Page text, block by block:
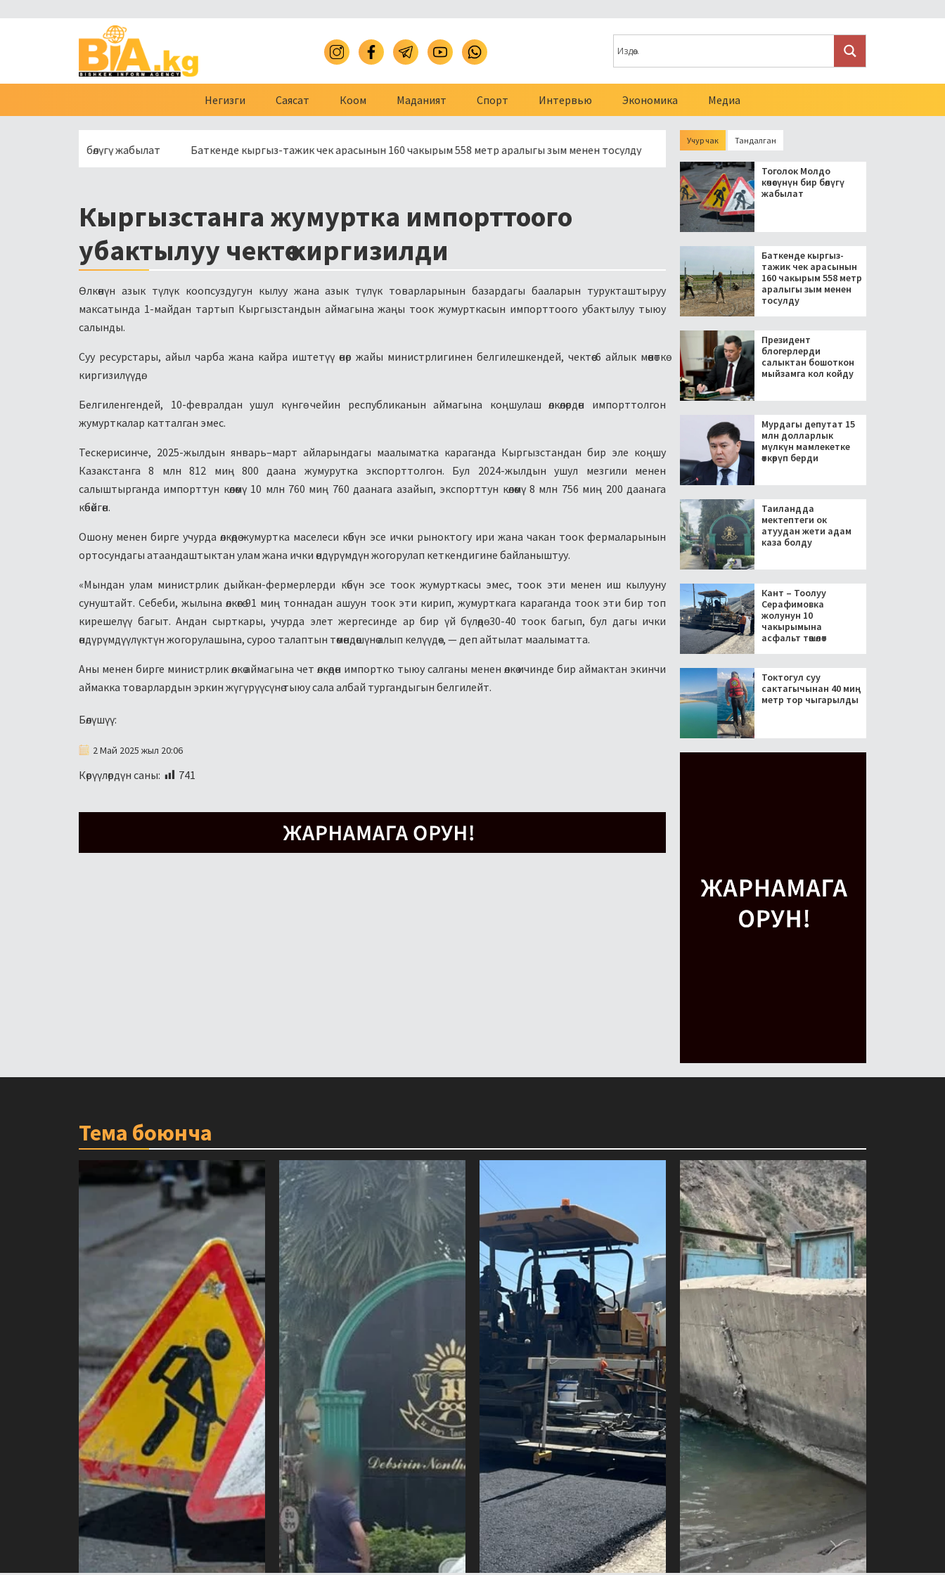
Негизги Саясат Коом Маданият Спорт Интервью Экономика Медиа
бир бөлүгү жабылат Баткенде кыргыз-тажик чек арасынын 160 чакырым 558 метр аралыгы зым менен тосулду Президент блогерлерди салыктан бошоткон мыйзамга кол
Кыргызстанга жумуртка импорттоого
убактылуу чектөө киргизилди
Өлкөнүн азык түлүк коопсуздугун кылуу жана азык түлүк товарларынын базардагы бааларын турукташтыруу
максатында 1-майдан тартып Кыргызстандын аймагына жаңы тоок жумурткасын импорттоого убактылуу тыюу
салынды.
Суу ресурстары, айыл чарба жана кайра иштетүү өнөр жайы министрлигинен белгилешкендей, чектөө 6 айлык мөөнөткө
киргизилүүдө.
Белгиленгендей, 10-февралдан ушул күнгө чейин республиканын аймагына коңшулаш өлкөлөрдөн импорттолгон
жумурткалар катталган эмес.
Тескерисинче, 2025-жылдын январь–март айларындагы маалыматка караганда Кыргызстандан бир эле коңшу
Казакстанга 8 млн 812 миң 800 даана жумурутка экспорттолгон. Бул 2024-жылдын ушул мезгили менен
салыштырганда импорттун көлөмү 10 млн 760 миң 760 даанага азайып, экспорттун көлөмү 8 млн 756 миң 200 даанага
көбөйгөн.
Ошону менен бирге учурда өлкөдө жумуртка маселеси көбүн эсе ички рыноктогу ири жана чакан тоок фермаларынын
ортосундагы атаандаштыктан улам жана ички өндүрүмдүн жогорулап кеткендигине байланыштуу.
«Мындан улам министрлик дыйкан-фермерлерди көбүн эсе тоок жумурткасы эмес, тоок эти менен иш кылууну
сунуштайт. Себеби, жылына өлкөгө 91 миң тоннадан ашуун тоок эти кирип, жумурткага караганда тоок эти бир топ
кирешелүү багыт. Андан сырткары, учурда элет жергесинде ар бир үй бүлөдө 30-40 тоок багып, бул дагы ички
өндүрүмдүүлүктүн жогорулашына, суроо талаптын төмөндөшүнө алып келүүдө», — деп айтылат маалыматта.
Аны менен бирге министрлик өлкө аймагына чет өлкөдөн импортко тыюу салганы менен өлкө ичинде бир аймактан экинчи
аймакка товарлардын эркин жүгүрүүсүнө тыюу сала албай тургандыгын белгилейт.
Бөлүшүү:
2 Май 2025 жыл 20:06
Көрүүлөрдүн саны: 741
Учур чак Тандалган
Тоголок Молдо
көчөсүнүн бир бөлүгү
жабылат
Баткенде кыргыз-
тажик чек арасынын
160 чакырым 558 метр
аралыгы зым менен
тосулду
Президент
блогерлерди
салыктан бошоткон
мыйзамга кол койду
Мурдагы депутат 15
млн долларлык
мүлкүн мамлекетке
өткөрүп берди
Таиландда
мектептеги ок
атуудан жети адам
каза болду
Кант – Тоолуу
Серафимовка
жолунун 10
чакырымына
асфальт төшөлөт
Токтогул суу
сактагычынан 40 миң
метр тор чыгарылды
Тема боюнча